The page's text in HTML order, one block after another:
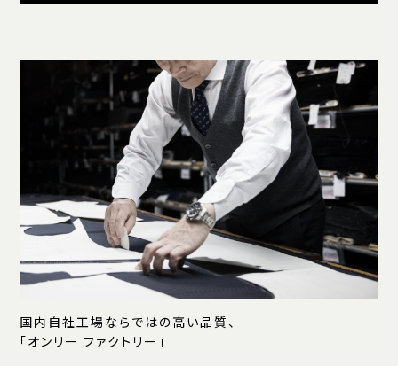
国内自社工場ならではの高い品質、
「オンリー ファクトリー」